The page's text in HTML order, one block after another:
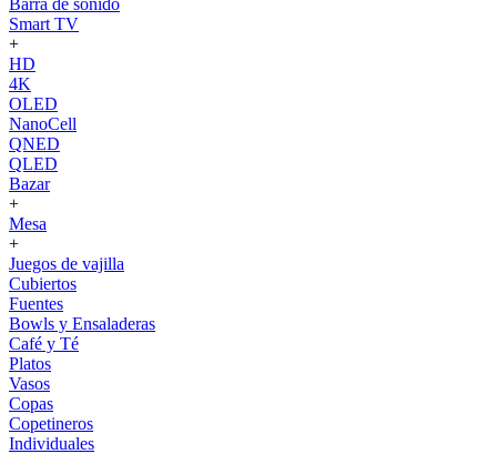
Barra de sonido
Smart TV
+
HD
4K
OLED
NanoCell
QNED
QLED
Bazar
+
Mesa
+
Juegos de vajilla
Cubiertos
Fuentes
Bowls y Ensaladeras
Café y Té
Platos
Vasos
Copas
Copetineros
Individuales